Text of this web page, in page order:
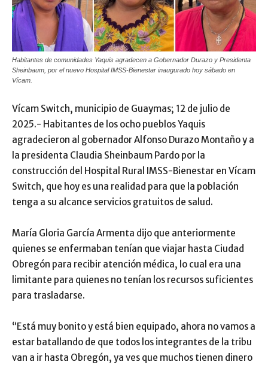
Habitantes de comunidades Yaquis agradecen a Gobernador Durazo y Presidenta
Sheinbaum, por el nuevo Hospital IMSS-Bienestar inaugurado hoy sábado en
Vícam.
Vícam Switch, municipio de Guaymas; 12 de julio de
2025.- Habitantes de los ocho pueblos Yaquis
agradecieron al gobernador Alfonso Durazo Montaño y a
la presidenta Claudia Sheinbaum Pardo por la
construcción del Hospital Rural IMSS-Bienestar en Vícam
Switch, que hoy es una realidad para que la población
tenga a su alcance servicios gratuitos de salud.
María Gloria García Armenta dijo que anteriormente
quienes se enfermaban tenían que viajar hasta Ciudad
Obregón para recibir atención médica, lo cual era una
limitante para quienes no tenían los recursos suficientes
para trasladarse.
“Está muy bonito y está bien equipado, ahora no vamos a
estar batallando de que todos los integrantes de la tribu
van a ir hasta Obregón, ya ves que muchos tienen dinero